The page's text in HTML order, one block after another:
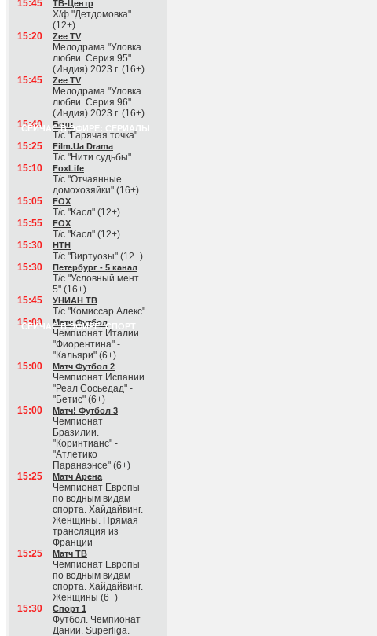
15:45
ТВ-Центр
Х/ф "Детдомовка"
(12+)
15:20
Zee TV
Мелодрама "Уловка
любви. Серия 95"
(Индия) 2023 г. (16+)
15:45
Zee TV
Мелодрама "Уловка
любви. Серия 96"
(Индия) 2023 г. (16+)
СЕЙЧАС В ЭФИРЕ: СЕРИАЛЫ
15:40 Болт
Т/с "Гарячая точка"
15:25
Film.Ua Drama
Т/с "Нити судьбы"
15:10
FoxLife
Т/с "Отчаянные
домохозяйки" (16+)
15:05
FOX
Т/с "Касл" (12+)
15:55
FOX
Т/с "Касл" (12+)
15:30
НТН
Т/с "Виртуозы" (12+)
15:30
Петербург - 5 канал
Т/с "Условный мент
5" (16+)
15:45
УНИАН ТВ
Т/с "Комиссар Алекс"
СЕЙЧАС В ЭФИРЕ: СПОРТ
15:00 Матч Футбол
Чемпионат Италии.
"Фиорентина" -
"Кальяри" (6+)
15:00
Матч Футбол 2
Чемпионат Испании.
"Реал Сосьедад" -
"Бетис" (6+)
15:00
Матч! Футбол 3
Чемпионат
Бразилии.
"Коринтианс" -
"Атлетико
Паранаэнсе" (6+)
15:25
Матч Арена
Чемпионат Европы
по водным видам
спорта. Хайдайвинг.
Женщины. Прямая
трансляция из
Франции
15:25
Матч ТВ
Чемпионат Европы
по водным видам
спорта. Хайдайвинг.
Женщины (6+)
15:30
Спорт 1
Футбол. Чемпионат
Дании. Superliga.